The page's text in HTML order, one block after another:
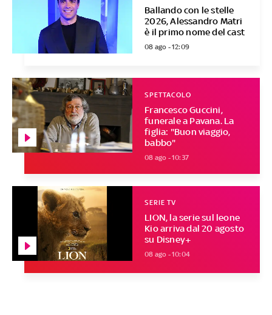
Ballando con le stelle
2026, Alessandro Matri
è il primo nome del cast
08 ago - 12:09
Francesco Guccini,
funerale a Pavana. La
figlia: "Buon viaggio,
babbo"
SPETTACOLO
08 ago - 10:37
LION, la serie sul leone
Kio arriva dal 20 agosto
su Disney+
SERIE TV
08 ago - 10:04